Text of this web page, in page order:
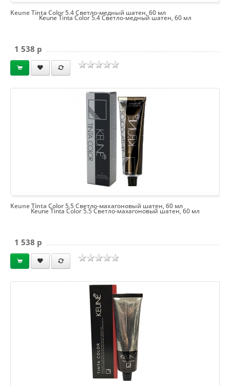
Keune Tinta Color 5.4 Светло-медный шатен, 60 мл
Keune Tinta Color 5.4 Светло-медный шатен, 60 мл
1 538 p
Keune Tinta Color 5.5 Светло-махагоновый шатен, 60 мл
Keune Tinta Color 5.5 Светло-махагоновый шатен, 60 мл
1 538 p